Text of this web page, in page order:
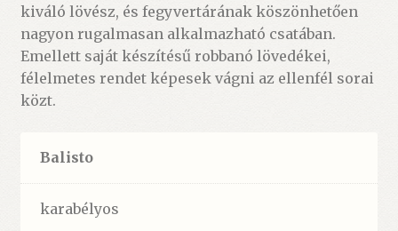
kiváló lövész, és fegyvertárának köszönhetően
nagyon rugalmasan alkalmazható csatában.
Emellett saját készítésű robbanó lövedékei,
félelmetes rendet képesek vágni az ellenfél sorai
közt.
Balisto
karabélyos